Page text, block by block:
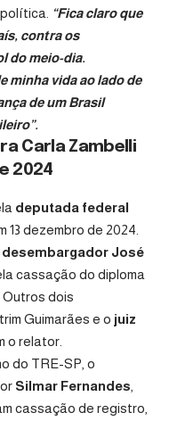
“Fica claro que
contra os
do meio-dia.
minha vida ao lado de
de um Brasil
Carla Zambelli
2024
deputada federal
13 dezembro de 2024.
desembargador José
cassação do diploma
dois
Guimarães e o juiz
o relator.
do TRE-SP, o
Silmar Fernandes
cassação de registro,